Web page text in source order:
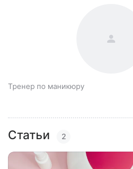
Тренер по маникюру
Статьи 2